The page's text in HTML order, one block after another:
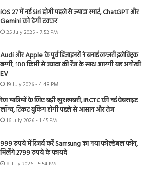
iOS 27 में नई Siri होगी पहले से ज्यादा स्मार्ट, ChatGPT और
Gemini को देगी टक्कर
25 July 2026 - 7:52 PM
Audi और Apple के पूर्व डिजाइनरों ने बनाई लग्जरी इलेक्ट्रिक
बग्गी, 100 किमी से ज्यादा की रेंज के साथ आएगी यह अनोखी
EV
19 July 2026 - 4:48 PM
रेल यात्रियों के लिए बड़ी खुशखबरी, IRCTC की नई वेबसाइट
लॉन्च, टिकट बुकिंग होगी पहले से आसान और तेज
16 July 2026 - 1:45 PM
999 रुपये में रिजर्व करें Samsung का नया फोल्डेबल फोन,
मिलेंगे 2799 रुपये के फायदे
8 July 2026 - 5:54 PM